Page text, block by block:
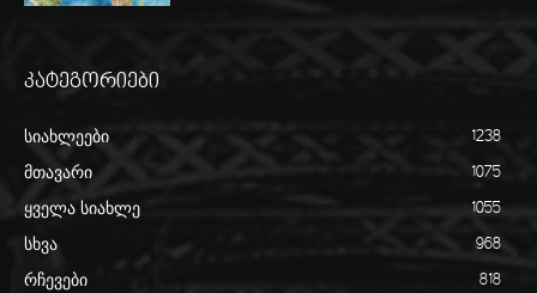
კატეგორიები
სიახლეები 1238
მთავარი 1075
ყველა სიახლე 1055
სხვა 968
რჩევები 818